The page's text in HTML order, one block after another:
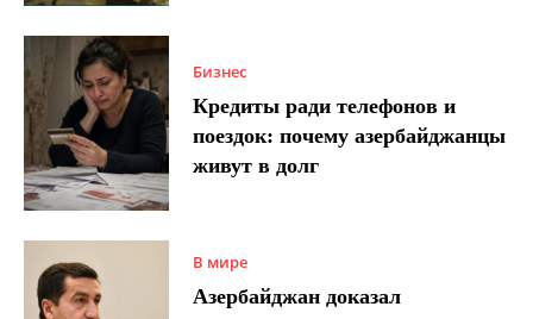
Бизнес
Кредиты ради телефонов и
поездок: почему азербайджанцы
живут в долг
В мире
Азербайджан доказал